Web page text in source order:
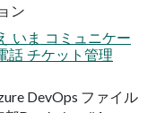
ン
いま コミュニケー
話 チケット管理
DevOps ファイル